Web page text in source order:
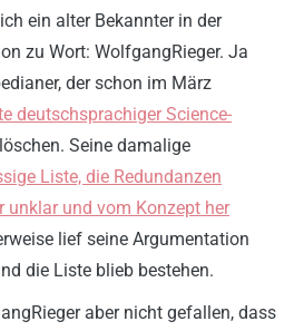
ein alter Bekannter in der
zu Wort: WolfgangRieger. Ja
der schon im März
deutschsprachiger Science-
Seine damalige
Liste, die Redundanzen
unklar und vom Konzept her
lief seine Argumentation
die Liste blieb bestehen.
aber nicht gefallen, dass